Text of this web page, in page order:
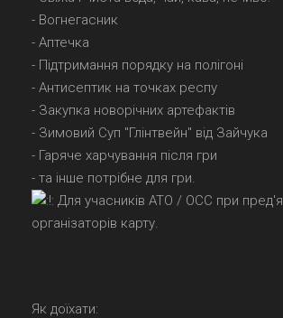
- Вогнегасник
- Аптечка
- Підтримання порядку на полігоні
- Антисептик на точках респу
- Закупка новорічних артефактів
- Зимовий Суп "Глінтвейн" від Зайчука
- Гаряче харчування після гри
- та інше потрібне для гри.
Для учасників АТО / ОСС при
організаторів карту.
Як доїхати: